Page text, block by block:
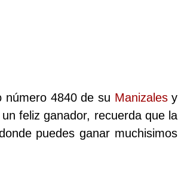
número 4840 de su Manizalesy
feliz ganador, recuerda que la
puedes ganar muchisimos